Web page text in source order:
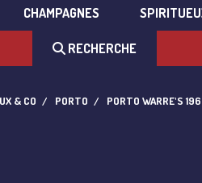
CHAMPAGNES
RECHERCHE
& CO PORTO PORTO WARRE'S